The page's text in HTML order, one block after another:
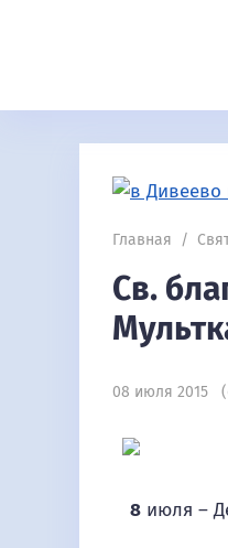
Главная /
Св.
08 июля 2015
8 июля –